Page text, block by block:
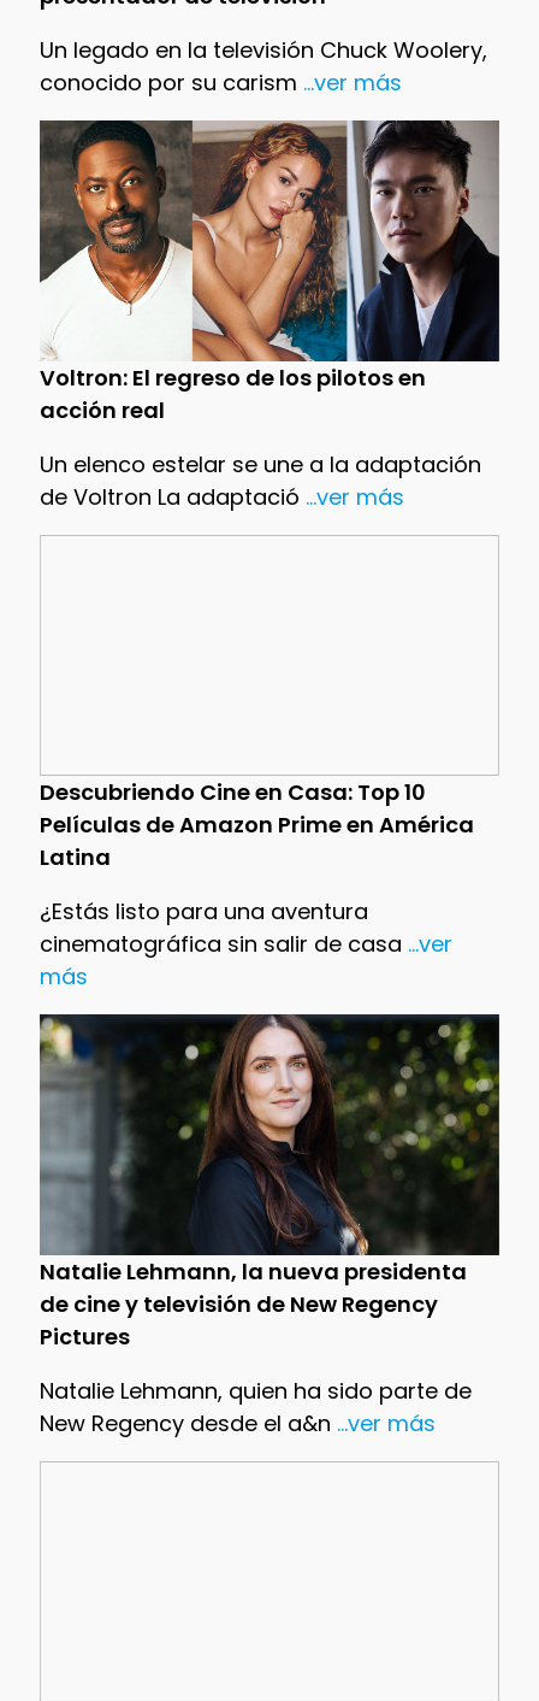
Un legado en la televisión Chuck Woolery,
conocido por su carism ...ver más
Voltron: El regreso de los pilotos en
acción real
Un elenco estelar se une a la adaptación
de Voltron La adaptació ...ver más
Descubriendo Cine en Casa: Top 10
Películas de Amazon Prime en América
Latina
¿Estás listo para una aventura
cinematográfica sin salir de casa ...ver
más
Natalie Lehmann, la nueva presidenta
de cine y televisión de New Regency
Pictures
Natalie Lehmann, quien ha sido parte de
New Regency desde el a&n ...ver más